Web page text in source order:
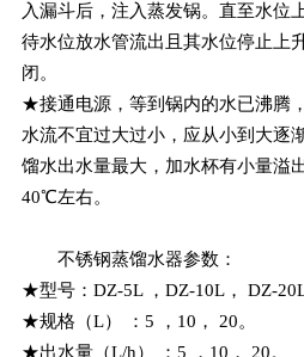
入漏斗后，注入蒸发锅。直至水位
待水位放水管流出且其水位停止上
闭。
★接通电源，等到锅内的水已沸腾
水流不宜过大过小，应从小到大逐
馏水出水量最大，加水杯有小量溢
40℃左右。
不锈钢蒸馏水器参数：
★型号：DZ-5L ，DZ-10L， DZ-20L
★规格（L） ：5 ，10， 20。
★出水量（L/h） ：5 ，10， 20。